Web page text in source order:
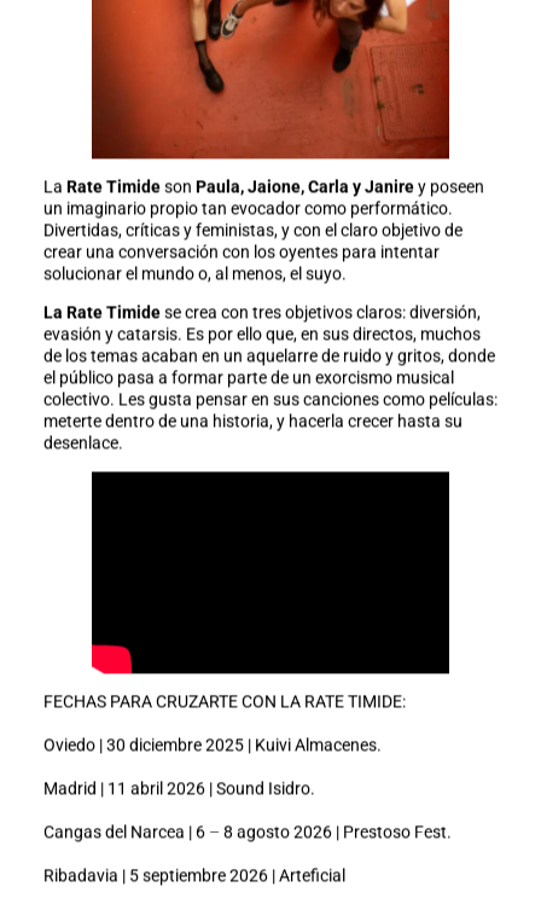
La Rate Timideson Paula, Jaione, Carla y Janirey poseen
un imaginario propio tan evocador como performático.
Divertidas, críticas y feministas, y con el claro objetivo de
crear una conversación con los oyentes para intentar
solucionar el mundo o, al menos, el suyo.
La Rate Timidese crea con tres objetivos claros: diversión,
evasión y catarsis. Es por ello que, en sus directos, muchos
de los temas acaban en un aquelarre de ruido y gritos, donde
el público pasa a formar parte de un exorcismo musical
colectivo. Les gusta pensar en sus canciones como películas:
meterte dentro de una historia, y hacerla crecer hasta su
desenlace.
FECHAS PARA CRUZARTE CON LA RATE TIMIDE:
Oviedo | 30 diciembre 2025 | Kuivi Almacenes.
Madrid | 11 abril 2026 | Sound Isidro.
Cangas del Narcea | 6 – 8 agosto 2026 | Prestoso Fest.
Ribadavia | 5 septiembre 2026 | Arteficial